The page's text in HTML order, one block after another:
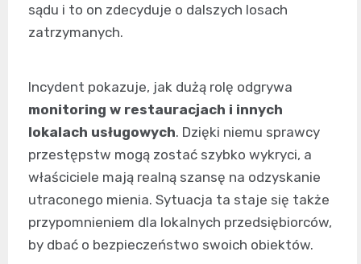
sądu i to on zdecyduje o dalszych losach
zatrzymanych.
Incydent pokazuje, jak dużą rolę odgrywa
monitoring w restauracjach i innych
lokalach usługowych. Dzięki niemu sprawcy
przestępstw mogą zostać szybko wykryci, a
właściciele mają realną szansę na odzyskanie
utraconego mienia. Sytuacja ta staje się także
przypomnieniem dla lokalnych przedsiębiorców,
by dbać o bezpieczeństwo swoich obiektów.